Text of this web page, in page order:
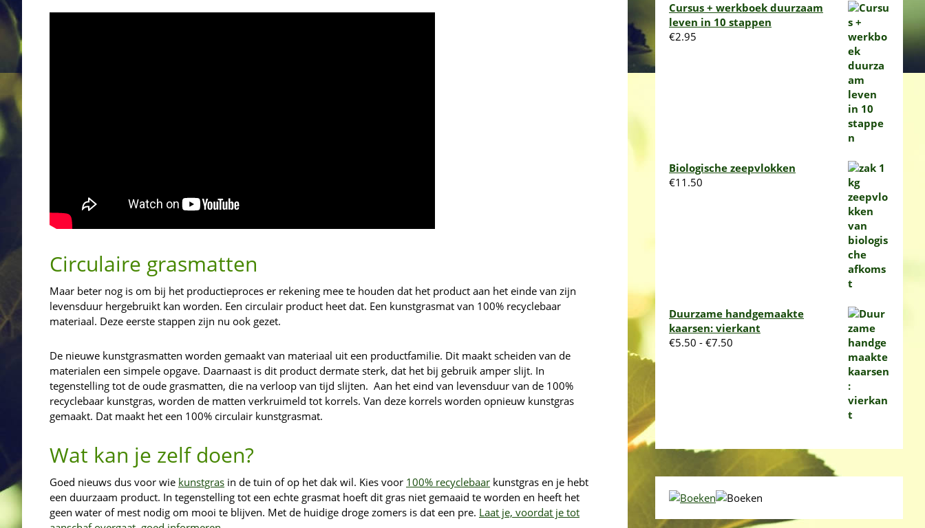
Circulaire grasmatten
Maar beter nog is om bij het productieproces er rekening mee te houden dat het product aan het einde van zijn
levensduur hergebruikt kan worden. Een circulair product heet dat. Een kunstgrasmat van 100% recyclebaar
materiaal. Deze eerste stappen zijn nu ook gezet.
De nieuwe kunstgrasmatten worden gemaakt van materiaal uit een productfamilie. Dit maakt scheiden van de
materialen een simpele opgave. Daarnaast is dit product dermate sterk, dat het bij gebruik amper slijt. In
tegenstelling tot de oude grasmatten, die na verloop van tijd slijten. Aan het eind van levensduur van de 100%
recyclebaar kunstgras, worden de matten verkruimeld tot korrels. Van deze korrels worden opnieuw kunstgras
gemaakt. Dat maakt het een 100% circulair kunstgrasmat.
Wat kan je zelf doen?
Goed nieuws dus voor wie kunstgras in de tuin of op het dak wil. Kies voor 100% recyclebaar kunstgras en je hebt
een duurzaam product. In tegenstelling tot een echte grasmat hoeft dit gras niet gemaaid te worden en heeft het
geen water of mest nodig om mooi te blijven. Met de huidige droge zomers is dat een pre. Laat je, voordat je tot
Cursus + werkboek duurzaam
leven in 10 stappen
€2.95
Biologische zeepvlokken
€11.50
Duurzame handgemaakte
kaarsen: vierkant
€5.50 - €7.50